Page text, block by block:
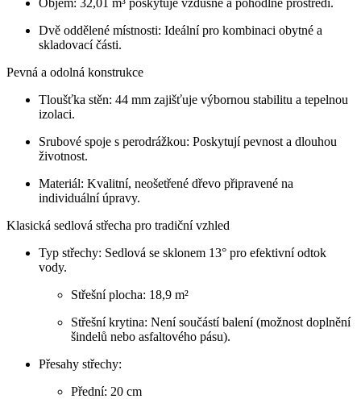
Dvě oddělené místnosti: Ideální pro kombinaci obytné a
skladovací části.
Pevná a odolná konstrukce
Tloušťka stěn: 44 mm zajišťuje výbornou stabilitu a tepelnou
izolaci.
Srubové spoje s perodrážkou: Poskytují pevnost a dlouhou
životnost.
Materiál: Kvalitní, neošetřené dřevo připravené na
individuální úpravy.
Klasická sedlová střecha pro tradiční vzhled
Typ střechy: Sedlová se sklonem 13° pro efektivní odtok
vody.
Střešní plocha: 18,9 m²
Střešní krytina: Není součástí balení (možnost doplnění
šindelů nebo asfaltového pásu).
Přesahy střechy:
Přední: 20 cm